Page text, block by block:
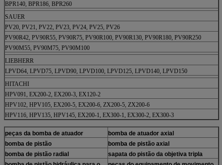
BPR140, BPR186, BPR260
SAUER
PV20, PV21, PV22, PV23, PV24, PV25, PV26
PV90R42, PV90R55, PV90R75, PV90R100, PV90R130, PV90R180, PV90R250
PV90M55, PV90M75, PV90M100
LIEBHERR
LPVD64, LPVD75, LPVD90, LPVD100, LPVD125, LPVD140, LPVD150
HITACHI
HPV091, EX200-2, EX200-3, EX120-2
HPV102, HPV105, EX200-5, EX200-6, ZX200-5, ZX200-6
HPV116, HPV135, HPV145, EX200-1, EX300-1, EX300-2, EX300-3
peças da bomba de atuador
bomba de atuador axial
bomba de pistão
bomba de pistão axial
bomba de pistão radial
sapata do pistão da objetiva tripla